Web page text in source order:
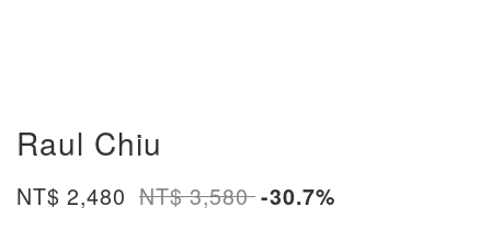
Raul Chiu
NT$ 2,480 NT$ 3,580-30.7%